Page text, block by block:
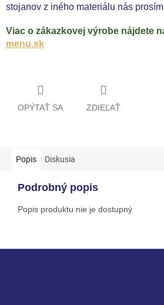
stojanov z iného materiálu nás
Viac o zákazkovej výrobe nájdete
menu.sk
OPÝTAŤ SA ZDIEĽAŤ
Popis Diskusia
Podrobný popis
Popis produktu nie je dostupný